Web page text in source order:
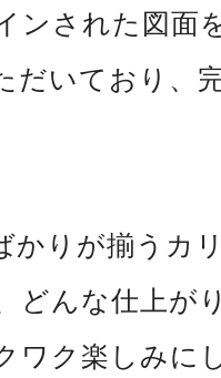
ンされた図面
だいており、
かりが揃うカ
どんな仕上が
ワク楽しみに